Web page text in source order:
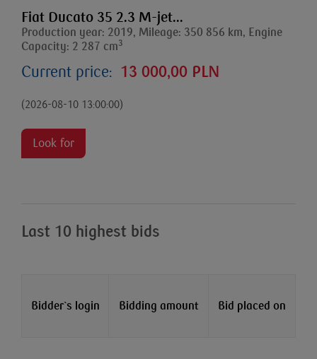
Fiat Ducato 35 2.3 M-jet...
Production year: 2019, Mileage: 350 856 km, Engine
Capacity: 2 287 cm3
Current price: 13 000,00 PLN
(2026-08-10 13:00:00)
Look for
Last 10 highest bids
Bidder`s login Bidding amount Bid placed on